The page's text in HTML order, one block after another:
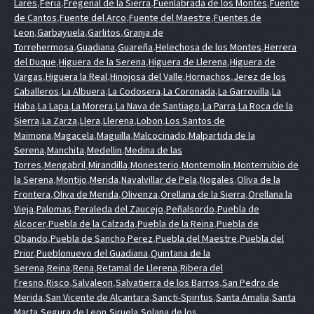
Lares,Feria,Fregenal de la Sierra,Fuenlabrada de los Montes,Fuente
de Cantos,Fuente del Arco,Fuente del Maestre,Fuentes de
Leon,Garbayuela,Garlitos,Granja de
Torrehermosa,Guadiana,Guareña,Helechosa de los Montes,Herrera
del Duque,Higuera de la Serena,Higuera de Llerena,Higuera de
Vargas,Higuera la Real,Hinojosa del Valle,Hornachos,Jerez de los
Caballeros,La Albuera,La Codosera,La Coronada,La Garrovilla,La
Haba,La Lapa,La Morera,La Nava de Santiago,La Parra,La Roca de la
Sierra,La Zarza,Llera,Llerena,Lobon,Los Santos de
Maimona,Magacela,Maguilla,Malcocinado,Malpartida de la
Serena,Manchita,Medellin,Medina de las
Torres,Mengabril,Mirandilla,Monesterio,Montemolin,Monterrubio de
la Serena,Montijo,Merida,Navalvillar de Pela,Nogales,Oliva de la
Frontera,Oliva de Merida,Olivenza,Orellana de la Sierra,Orellana la
Vieja,Palomas,Peraleda del Zaucejo,Peñalsordo,Puebla de
Alcocer,Puebla de la Calzada,Puebla de la Reina,Puebla de
Obando,Puebla de Sancho Perez,Puebla del Maestre,Puebla del
Prior,Pueblonuevo del Guadiana,Quintana de la
Serena,Reina,Rena,Retamal de Llerena,Ribera del
Fresno,Risco,Salvaleon,Salvatierra de los Barros,San Pedro de
Merida,San Vicente de Alcantara,Sancti-Spiritus,Santa Amalia,Santa